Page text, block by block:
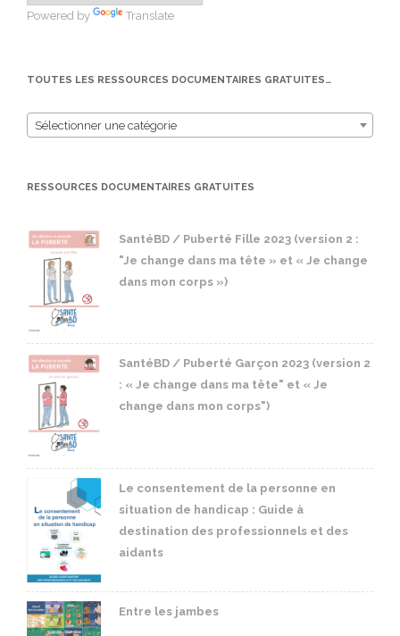
Powered by Translate
TOUTES LES RESSOURCES DOCUMENTAIRES GRATUITES…
Sélectionner une catégorie
RESSOURCES DOCUMENTAIRES GRATUITES
SantéBD / Puberté Fille 2023 (version 2 :
"Je change dans ma tête » et « Je change
dans mon corps »)
SantéBD / Puberté Garçon 2023 (version 2
: « Je change dans ma tête" et « Je
change dans mon corps")
Le consentement de la personne en
situation de handicap : Guide à
destination des professionnels et des
aidants
Entre les jambes